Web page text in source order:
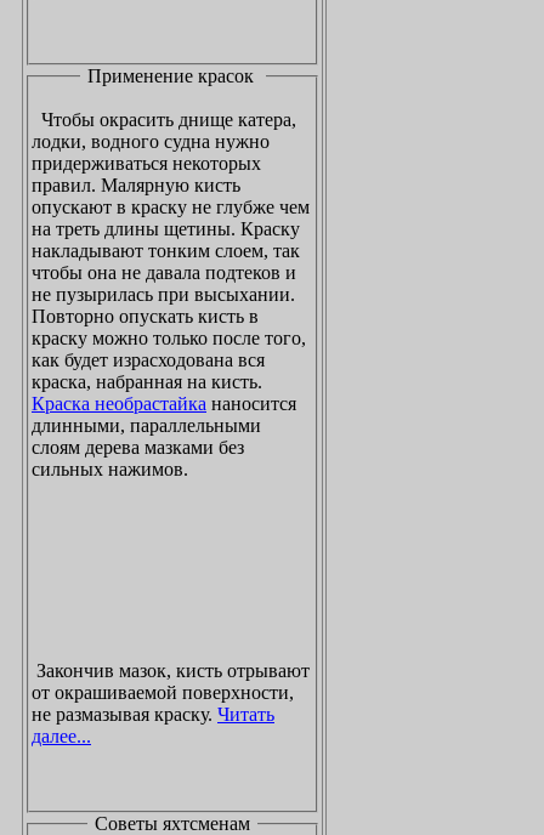
Применение красок
лодки, водного судна нужно
придерживаться некоторых
правил. Малярную кисть
опускают в краску не глубже чем
на треть длины щетины. Краску
накладывают тонким слоем, так
чтобы она не давала подтеков и
не пузырилась при высыхании.
Повторно опускать кисть в
краску можно только после того,
как будет израсходована вся
краска, набранная на кисть.
Краска необрастайка
длинными, параллельными
слоям дерева мазками без
сильных нажимов.
Закончив мазок, кисть отрывают
от окрашиваемой поверхности,
не размазывая краску. Читать
далее...
Советы яхтсменам